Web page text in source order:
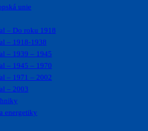
unie
– Do roku 1918
– 1918-1938
– 1939 – 1945
– 1945 – 1970
– 1971 – 2002
– 2003
energetiky